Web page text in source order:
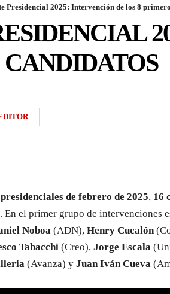
Presidencial 2025: Intervención de los 8
de febrero de 2025, 16
. En el primer grupo de intervenciones
Noboa (ADN), Henry Cucalón
Tabacchi (Creo), Jorge Escala
(Avanza) y Juan Iván Cueva